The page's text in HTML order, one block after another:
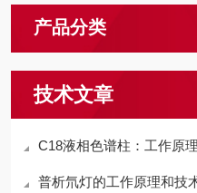
产品分类
技术文章
C18液相色谱柱：工作原
普析氘灯的工作原理和技